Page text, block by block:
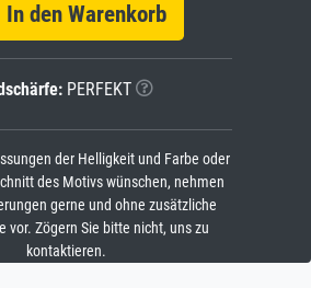
den Warenkorb
PERFEKT
der Helligkeit und Farbe oder
des Motivs wünschen, nehmen
gerne und ohne zusätzliche
vor. Zögern Sie bitte nicht, uns zu
kontaktieren.